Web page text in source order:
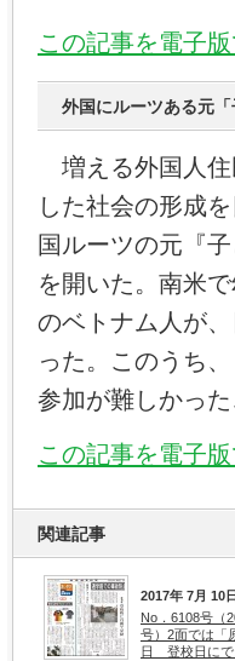
この記事を電子
外国にルーツある元
増える外国人住
した社会の形成
国ルーツの元『
を開いた。南米
のベトナム人が
った。このうち
参加が難しかった
この記事を電子
関連記事
2017年 7月 10日
No．6108号（
号）2面では「
日 登校日にで